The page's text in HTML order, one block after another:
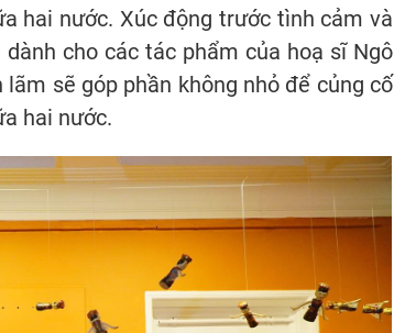
hai nước. Xúc động trước tình cảm và
cho các tác phẩm của hoạ sĩ Ngô
sẽ góp phần không nhỏ để củng cố
hai nước.